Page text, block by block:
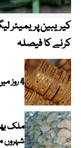
کرنے کا فیصلہ
4 روز میں سونے کی قیمت میں بڑا اضافہ
ملک
شہروں میں 20 کلو تھیلا